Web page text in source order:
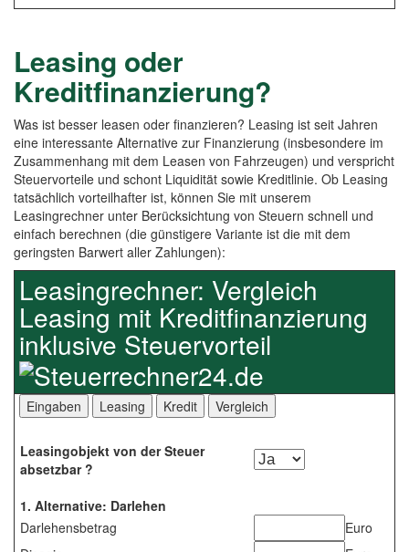
Leasing oder
Kreditfinanzierung?
Was ist besser leasen oder finanzieren? Leasing ist seit Jahren
eine interessante Alternative zur Finanzierung (insbesondere im
Zusammenhang mit dem Leasen von Fahrzeugen) und verspricht
Steuervorteile und schont Liquidität sowie Kreditlinie. Ob Leasing
tatsächlich vorteilhafter ist, können Sie mit unserem
Leasingrechner unter Berücksichtung von Steuern schnell und
einfach berechnen (die günstigere Variante ist die mit dem
geringsten Barwert aller Zahlungen):
Leasingrechner: Vergleich
Leasing mit Kreditfinanzierung
inklusive Steuervorteil
Leasingobjekt von der Steuer
absetzbar ?
1. Alternative: Darlehen
Darlehensbetrag
Euro